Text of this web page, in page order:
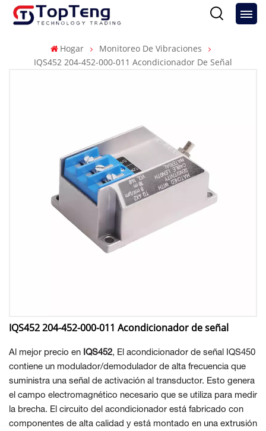
Hogar
Monitoreo De Vibraciones
IQS452 204-452-000-011 Acondicionador De Señal
IQS452 204-452-000-011 Acondicionador de señal
Al mejor precio en IQS452, El acondicionador de señal IQS450
contiene un modulador/demodulador de alta frecuencia que
suministra una señal de activación al transductor. Esto genera
el campo electromagnético necesario que se utiliza para medir
la brecha. El circuito del acondicionador está fabricado con
componentes de alta calidad y está montado en una extrusión